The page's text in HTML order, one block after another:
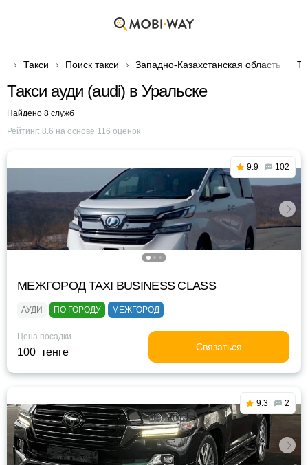
Такси Поиск такси Западно-Казахстанская область
Такси ауди (audi) в Уральске
Найдено 8 служб
Рейтинг: 8.6 на основе 116 оценок
9.9 102
МЕЖГОРОД TAXI BUSINESS CLASS
АУДИ ПО ГОРОДУ МЕЖГОРОД
Цена посадки
100 тенге Связаться
9.3 2